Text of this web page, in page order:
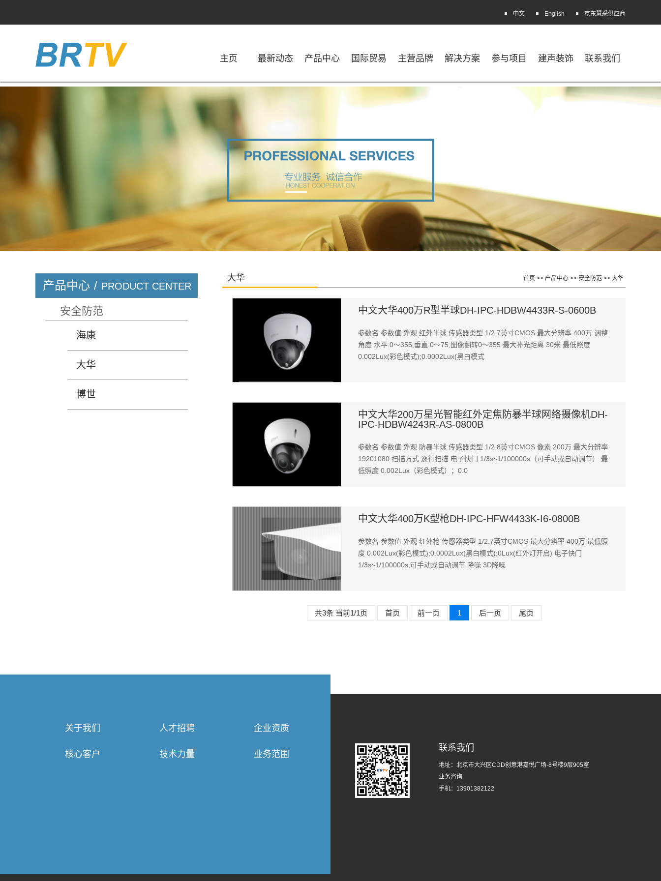
中文 English 京东慧采供应商
主页 最新动态 产品中心 国际贸易 主营品牌 解决方案 参与项目 建声装饰 联系我们
产品中心 / PRODUCT CENTER
安全防范
海康
大华
博世
大华 首页 >> 产品中心 >> 安全防范 >> 大华
中文大华400万R型半球DH-IPC-HDBW4433R-S-0600B
参数名 参数值 外观 红外半球 传感器类型 1/2.7英寸CMOS 最大分辨率 400万 调整
角度 水平:0～355;垂直:0～75;图像翻转0～355 最大补光距离 30米 最低照度
0.002Lux(彩色模式);0.0002Lux(黑白模式
中文大华200万星光智能红外定焦防暴半球网络摄像机DH-
IPC-HDBW4243R-AS-0800B
参数名 参数值 外观 防暴半球 传感器类型 1/2.8英寸CMOS 像素 200万 最大分辨率
19201080 扫描方式 逐行扫描 电子快门 1/3s~1/100000s（可手动或自动调节） 最
低照度 0.002Lux（彩色模式）；0.0
中文大华400万K型枪DH-IPC-HFW4433K-I6-0800B
参数名 参数值 外观 红外枪 传感器类型 1/2.7英寸CMOS 最大分辨率 400万 最低照
度 0.002Lux(彩色模式);0.0002Lux(黑白模式);0Lux(红外灯开启) 电子快门
1/3s~1/100000s;可手动或自动调节 降噪 3D降噪
共3条 当前1/1页 首页 前一页 1 后一页 尾页
关于我们 人才招聘 企业资质
核心客户 技术力量 业务范围
联系我们
地址： 北京市大兴区CDD创意港嘉悦广场-8号楼9层905室
业务咨询
手机： 13901382122